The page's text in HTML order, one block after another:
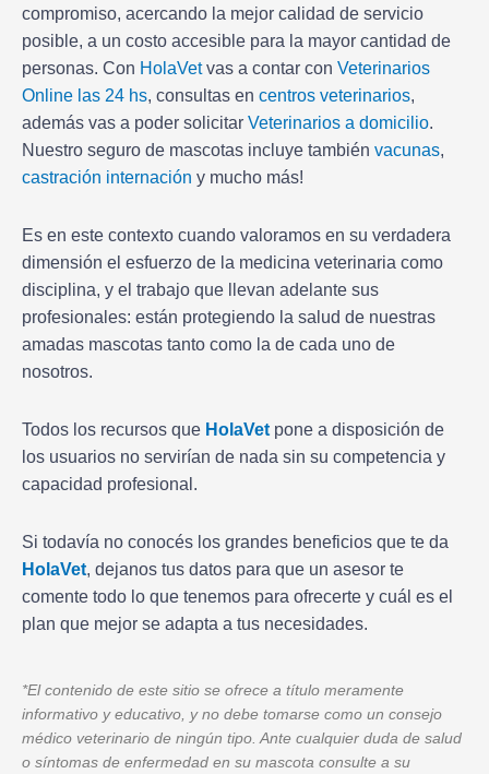
compromiso, acercando la mejor calidad de servicio
posible, a un costo accesible para la mayor cantidad de
personas. Con HolaVetvas a contar con Veterinarios
Online las 24 hs, consultas en centros veterinarios,
además vas a poder solicitar Veterinarios a domicilio.
Nuestro seguro de mascotas incluye también vacunas,
castración internación y mucho más!
Es en este contexto cuando valoramos en su verdadera
dimensión el esfuerzo de la medicina veterinaria como
disciplina, y el trabajo que llevan adelante sus
profesionales: están protegiendo la salud de nuestras
amadas mascotas tanto como la de cada uno de
nosotros.
Todos los recursos que HolaVet pone a disposición de
los usuarios no servirían de nada sin su competencia y
capacidad profesional.
Si todavía no conocés los grandes beneficios que te da
HolaVet, dejanos tus datos para que un asesor te
comente todo lo que tenemos para ofrecerte y cuál es el
plan que mejor se adapta a tus necesidades.
*El contenido de este sitio se ofrece a título meramente
informativo y educativo, y no debe tomarse como un consejo
médico veterinario de ningún tipo. Ante cualquier duda de salud
o síntomas de enfermedad en su mascota consulte a su